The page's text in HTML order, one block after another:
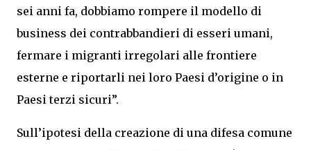
sei anni fa, dobbiamo rompere il modello di
business dei contrabbandieri di esseri umani,
fermare i migranti irregolari alle frontiere
esterne e riportarli nei loro Paesi d’origine o in
Paesi terzi sicuri”.
Sull’ipotesi della creazione di una difesa comune